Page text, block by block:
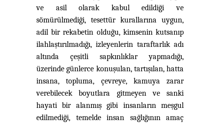
ve asil olarak kabul edildiği ve
sömürülmediği, tesettür kurallarına uygun,
adil bir rekabetin olduğu, kimsenin kutsanıp
ilahlaştırılmadığı, izleyenlerin taraftarlık adı
altında çeşitli sapkınlıklar yapmadığı,
üzerinde günlerce konuşulan, tartışılan, hatta
insana, topluma, çevreye, kamuya zarar
verebilecek boyutlara gitmeyen ve sanki
hayati bir alanmış gibi insanların meşgul
edilmediği, temelde insan sağlığının amaç